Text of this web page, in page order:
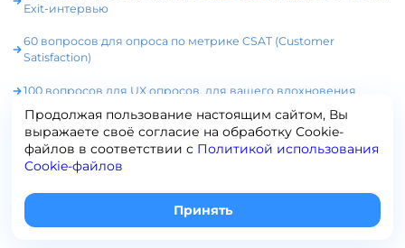
Exit-интервью
60 вопросов для опроса по метрике CSAT (Customer
Satisfaction)
100 вопросов для UX опросов, для вашего вдохновения
Геймификация опросов: 5 примеров успешной реализации
+7 (495) 120-65-19
info@testograf.ru
2014-2026права защищены
Продолжая пользование настоящим сайтом, Вы
выражаете своё согласие на обработку Сookie-
файлов в соответствии с Политикой использования
Cookie-файлов
Принять